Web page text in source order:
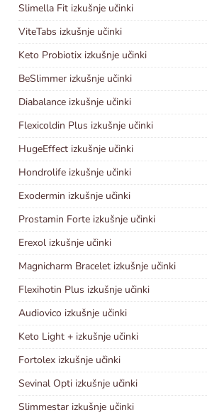
Slimella Fit izkušnje učinki
ViteTabs izkušnje učinki
Keto Probiotix izkušnje učinki
BeSlimmer izkušnje učinki
Diabalance izkušnje učinki
Flexicoldin Plus izkušnje učinki
HugeEffect izkušnje učinki
Hondrolife izkušnje učinki
Exodermin izkušnje učinki
Prostamin Forte izkušnje učinki
Erexol izkušnje učinki
Magnicharm Bracelet izkušnje učinki
Flexihotin Plus izkušnje učinki
Audiovico izkušnje učinki
Keto Light + izkušnje učinki
Fortolex izkušnje učinki
Sevinal Opti izkušnje učinki
Slimmestar izkušnje učinki